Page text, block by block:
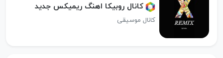
کانال روبیکا اهنگ ریمیکس جدید
کانال موسیقی